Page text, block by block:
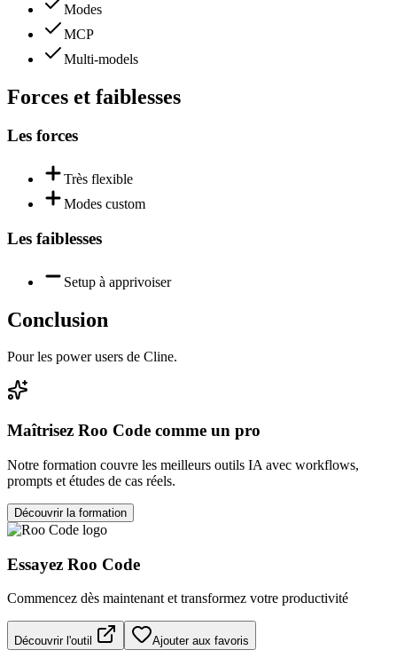
Modes
MCP
Multi-models
Forces et faiblesses
Les forces
Très flexible
Modes custom
Les faiblesses
Setup à apprivoiser
Conclusion
Pour les power users de Cline.
Maîtrisez Roo Code comme un pro
Notre formation couvre les meilleurs outils IA avec workflows,
prompts et études de cas réels.
Découvrir la formation
Essayez Roo Code
Commencez dès maintenant et transformez votre productivité
Découvrir l'outil Ajouter aux favoris